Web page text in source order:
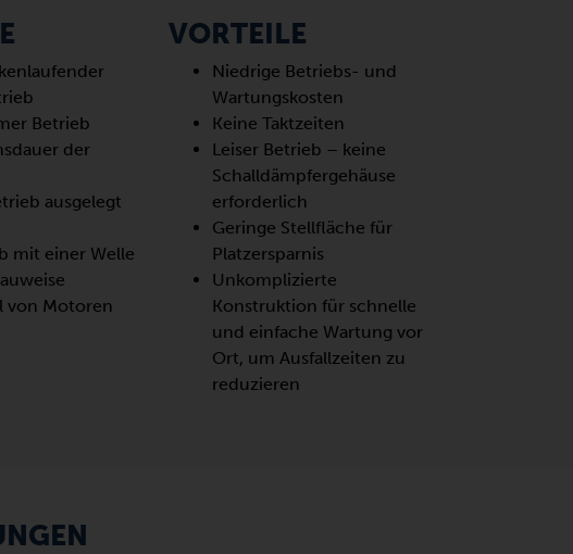
Betrieb
der
ausgelegt
mit einer Welle
von Motoren
VORTEILE
Niedrige Betriebs- und
Wartungskosten
Keine Taktzeiten
Leiser Betrieb – keine
Schalldämpfergehäuse
erforderlich
Geringe Stellfläche für
Platzersparnis
Unkomplizierte
Konstruktion für schnelle
und einfache Wartung vor
Ort, um Ausfallzeiten zu
reduzieren